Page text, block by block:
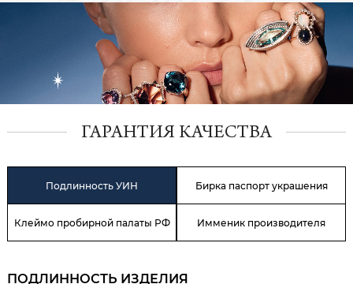
ГАРАНТИЯ КАЧЕСТВА
Подлинность УИН Бирка паспорт украшения
Клеймо пробирной палаты РФ Имменик производителя
ПОДЛИННОСТЬ ИЗДЕЛИЯ